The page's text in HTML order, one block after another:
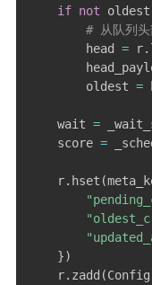
if not oldest
# 从队列头
        head
= r.
        oldest
=
    wait
=
    score
=
    r
. hset (
})
    r
. zadd (Config